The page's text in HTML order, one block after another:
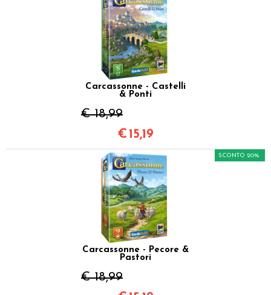
Carcassonne - Castelli
& Ponti
€ 18,99
€ 15,19
Carcassonne - Pecore &
Pastori
€ 18,99
SCONTO 20%